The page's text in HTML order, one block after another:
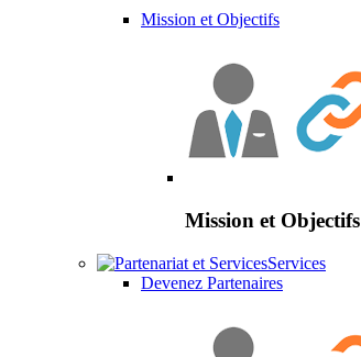
Mission et Objectifs
Mission et Objectifs
Services
Devenez Partenaires